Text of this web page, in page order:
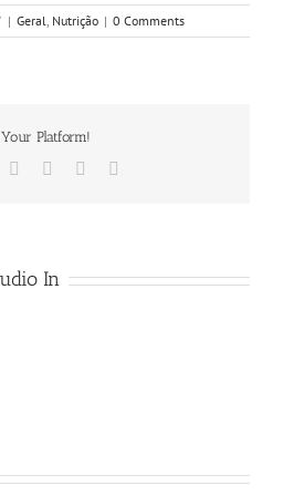
| Geral, Nutrição | 0 Comments
Platform!
TumblrPinterest
In